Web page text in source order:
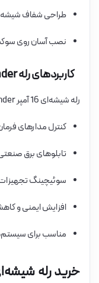
طراحی شفاف
نصب آسان روی
کاربردهای رله Finder مدل 40.61.8230
رله شیشه‌ای 16 آمپر Finder در صنایع و محیط‌های مختلف کاربرد دارد:
کنترل مدارهای
تابلوهای برق
سوئیچینگ تجهیزات
افزایش ایمنی و
مناسب برای